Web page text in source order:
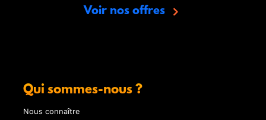
Voir nos offres
Qui sommes-nous ?
Nous connaître